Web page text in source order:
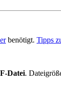
benötigt. Tipps
Datei.